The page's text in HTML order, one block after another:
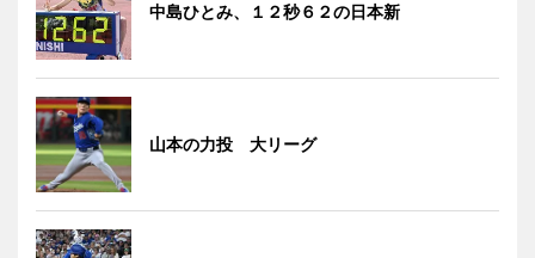
中島ひとみ、１２秒６２の日本新
山本の力投 大リーグ